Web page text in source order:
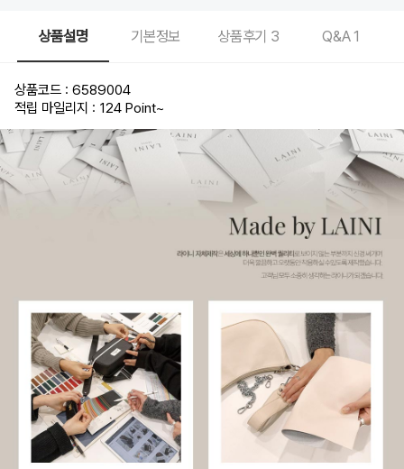
상품설명 기본정보 상품후기 3 Q&A1
상품코드 : 6589004
적립 마일리지 : 124 Point~